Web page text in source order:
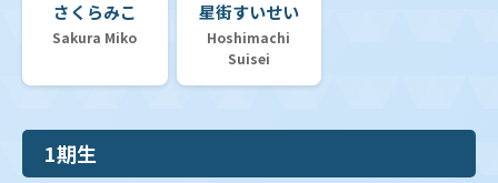
さくらみこ
Sakura Miko
星街すいせい
Hoshimachi
Suisei
1期生